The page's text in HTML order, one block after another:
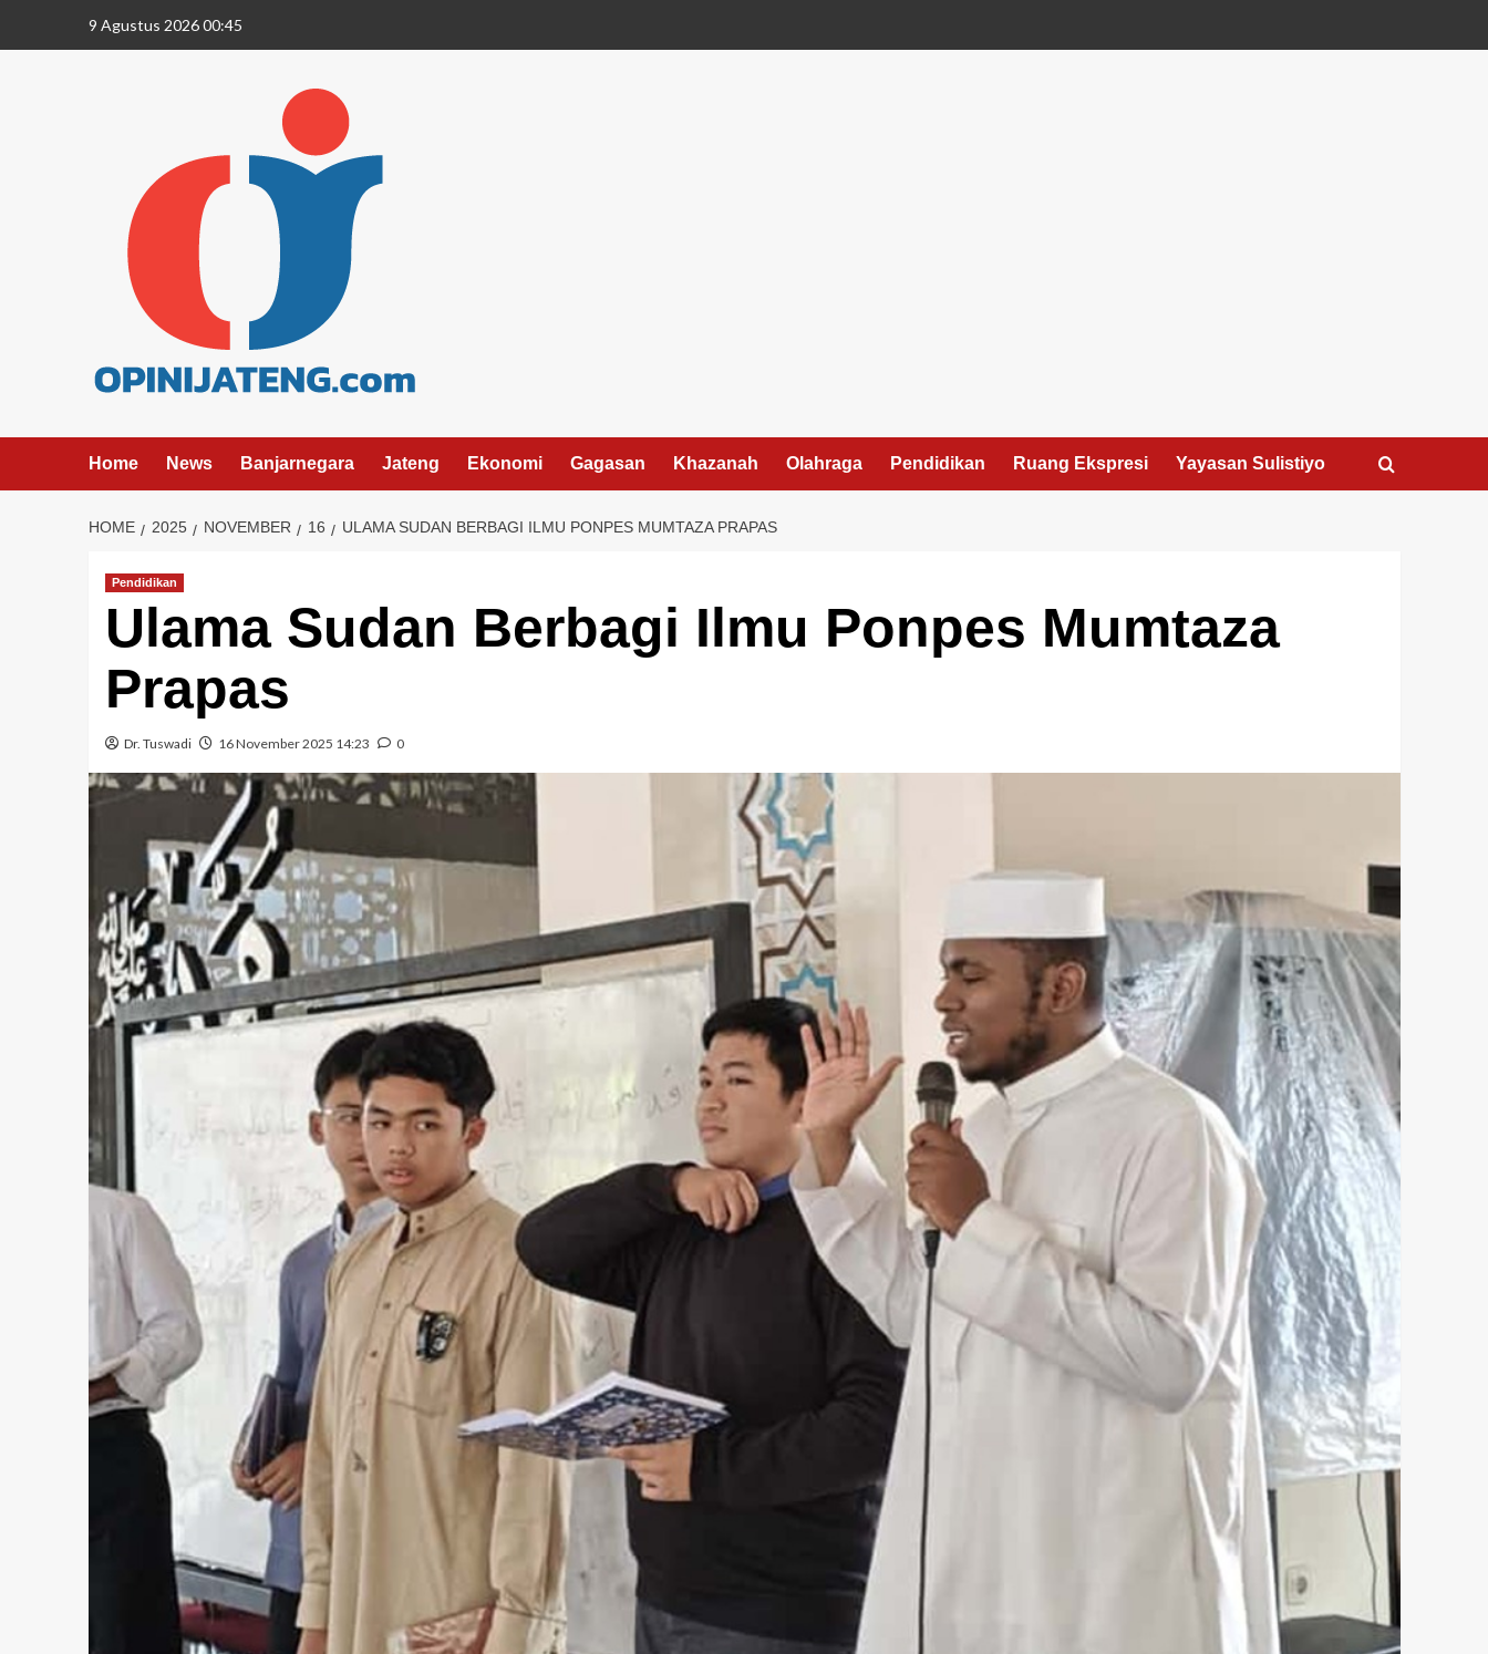
9 Agustus 2026 00:45
Home News Banjarnegara Jateng Ekonomi Gagasan Khazanah Olahraga Pendidikan Ruang Ekspresi Yayasan Sulistiyo
HOME 2025 NOVEMBER 16 ULAMA SUDAN BERBAGI ILMU PONPES MUMTAZA PRAPAS
Pendidikan
Ulama Sudan Berbagi Ilmu Ponpes Mumtaza
Prapas
Dr. Tuswadi 16 November 2025 14:23 0